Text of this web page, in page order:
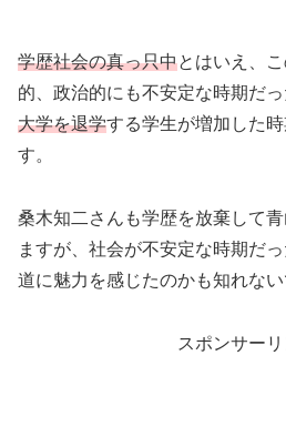
学歴社会の真っ只中とはいえ、
的、政治的にも不安定な時期だっ
大学を退学する学生が増加した
す。
桑木知二さんも学歴を放棄して
ますが、社会が不安定な時期だ
道に魅力を感じたのかも知れない
スポンサーリ